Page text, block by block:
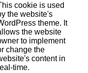
cookie is used
the website's
theme. It
the website
to implement
change the
content in
time.